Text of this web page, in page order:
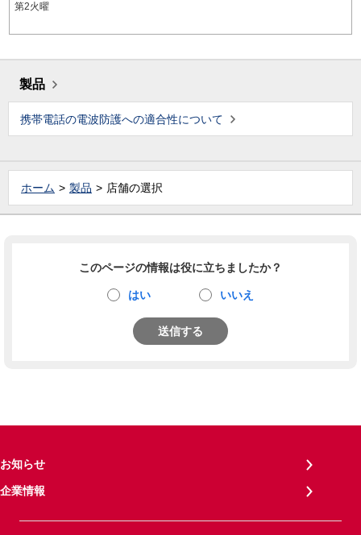
第2火曜
製品
携帯電話の電波防護への適合性について
ホーム 製品 店舗の選択
このページの情報は役に立ちましたか？
はい いいえ
送信する
お知らせ
企業情報